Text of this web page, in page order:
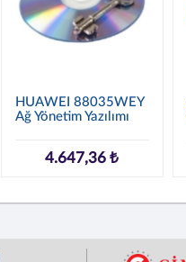
HUAWEI 88035WEY
Ağ Yönetim Yazılımı
4.647,36 ₺